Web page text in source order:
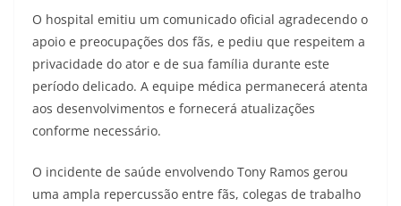
O hospital emitiu um comunicado oficial agradecendo o
apoio e preocupações dos fãs, e pediu que respeitem a
privacidade do ator e de sua família durante este
período delicado. A equipe médica permanecerá atenta
aos desenvolvimentos e fornecerá atualizações
conforme necessário.
O incidente de saúde envolvendo Tony Ramos gerou
uma ampla repercussão entre fãs, colegas de trabalho